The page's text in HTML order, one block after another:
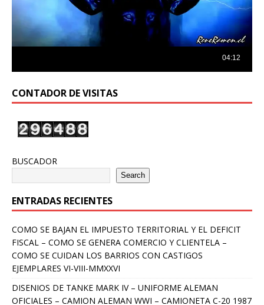
CONTADOR DE VISITAS
BUSCADOR
Search
ENTRADAS RECIENTES
COMO SE BAJAN EL IMPUESTO TERRITORIAL Y EL DEFICIT
FISCAL – COMO SE GENERA COMERCIO Y CLIENTELA –
COMO SE CUIDAN LOS BARRIOS CON CASTIGOS
EJEMPLARES VI-VIII-MMXXVI
DISENIOS DE TANKE MARK IV – UNIFORME ALEMAN
OFICIALES – CAMION ALEMAN WWI – CAMIONETA C-20 1987